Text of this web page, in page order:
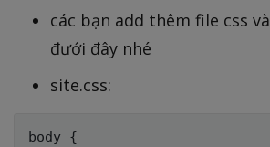
các bạn add thêm file css
đưới đây nhé
site.css:
body {